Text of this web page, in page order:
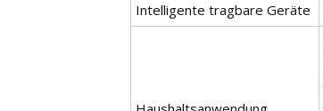
Intelligente tragbare Geräte